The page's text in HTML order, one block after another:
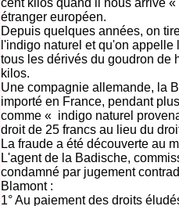
cent kilos quand il nous arrive
étranger européen.
Depuis quelques années, on
l'indigo naturel et qu'on
tous les dérivés du goudron de
kilos.
Une compagnie allemande, la
importé en France, pendant
comme « indigo naturel
droit de 25 francs au lieu du
La fraude a été découverte au
L'agent de la Badische,
condamné par jugement
Blamont :
1° Au paiement des droits